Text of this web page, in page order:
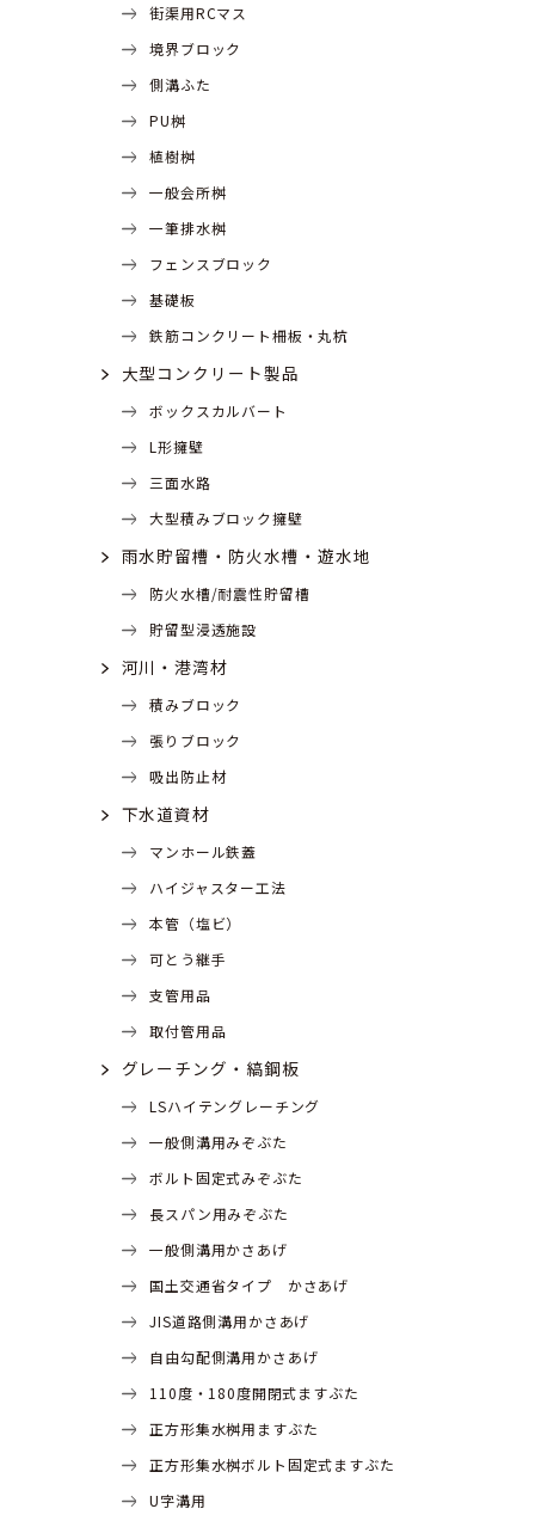
街渠用RCマス
境界ブロック
側溝ふた
PU桝
植樹桝
一般会所桝
一筆排水桝
フェンスブロック
基礎板
鉄筋コンクリート柵板・丸杭
大型コンクリート製品
ボックスカルバート
L形擁壁
三面水路
大型積みブロック擁壁
雨水貯留槽・防火水槽・遊水地
防火水槽/耐震性貯留槽
貯留型浸透施設
河川・港湾材
積みブロック
張りブロック
吸出防止材
下水道資材
マンホール鉄蓋
ハイジャスター工法
本管（塩ビ）
可とう継手
支管用品
取付管用品
グレーチング・縞鋼板
LSハイテングレーチング
一般側溝用みぞぶた
ボルト固定式みぞぶた
長スパン用みぞぶた
一般側溝用かさあげ
国土交通省タイプ かさあげ
JIS道路側溝用かさあげ
自由勾配側溝用かさあげ
110度・180度開閉式ますぶた
正方形集水桝用ますぶた
正方形集水桝ボルト固定式ますぶた
U字溝用